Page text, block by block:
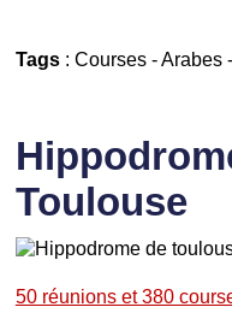
Tags: Courses-Arabes-
Toulouse
50 réunions et 380